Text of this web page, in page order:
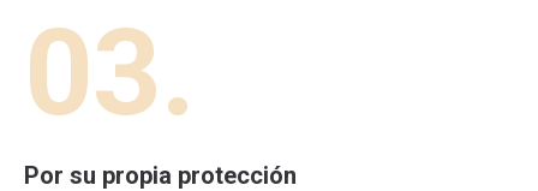
03.
Por su propia protección